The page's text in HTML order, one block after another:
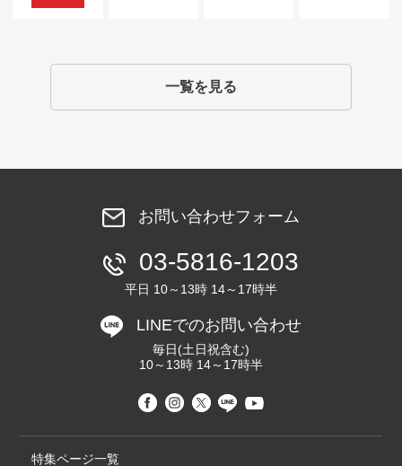
一覧を見る
お問い合わせフォーム
03-5816-1203
平日 10～13時 14～17時半
LINEでのお問い合わせ
毎日(土日祝含む)
10～13時 14～17時半
特集ページ一覧